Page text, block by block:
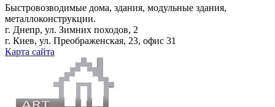
Быстровозводимые дома, здания, модульные здания,
металлоконструкции.
г. Днепр, ул. Зимних походов, 2
г. Киев, ул. Преображенская, 23, офис 31
Карта сайта